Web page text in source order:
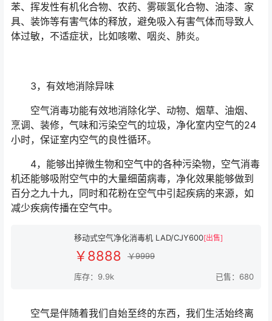
苯、挥发性有机化合物、农药、雾碳氢化合物、油漆、家
具、装饰等有害气体的释放，避免吸入有害气体而导致人
体过敏，不适症状，比如咳嗽、咽炎、肺炎。
3，有效地消除异味
空气消毒功能有效地消除化学、动物、烟草、油烟、
烹调、装修，气味和污染空气的垃圾，净化室内空气的24
小时，保证室内空气的良性循环。
4，能够出掉微生物和空气中的各种污染物，空气消毒
机还能够吸附空气中的大量细菌病毒，净化效果能够做到
百分之九十九，同时和花粉在空气中引起疾病的来源，如
减少疾病传播在空气中。
移动式空气净化消毒机 LAD/CJY600[出售]
￥8888 ￥9999
库存：9.9k 已售：680
空气是伴随着我们自始至终的东西，我们生活始终离